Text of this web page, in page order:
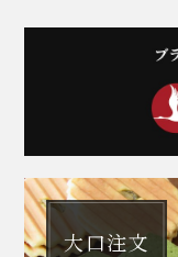
大口注文